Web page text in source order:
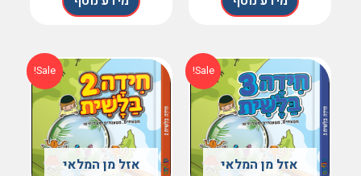
Sale!
אזל מן המלאי
המחיר
המקורי
היה:
65.00 ₪.
המחיר
הנוכחי
הוא:
20.00 ₪.
Sale!
אזל מן המלאי
המחיר
המקורי
היה:
65.00 ₪.
המחיר
הנוכחי
הוא:
20.00 ₪.